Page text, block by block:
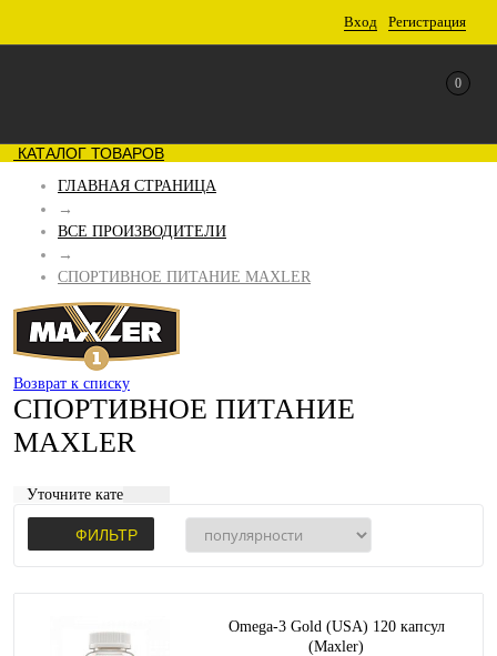
Вход Регистрация
0
КАТАЛОГ ТОВАРОВ
ГЛАВНАЯ СТРАНИЦА
→
ВСЕ ПРОИЗВОДИТЕЛИ
→
СПОРТИВНОЕ ПИТАНИЕ MAXLER
Возврат к списку
СПОРТИВНОЕ ПИТАНИЕ
MAXLER
Уточните категорию:
ФИЛЬТР
Omega-3 Gold (USA) 120 капсул
(Maxler)